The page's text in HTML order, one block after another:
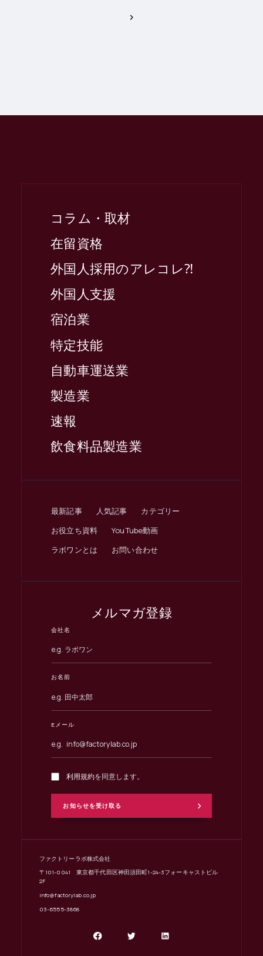
コラム・取材
在留資格
外国人採用のアレコレ⁈
外国人支援
宿泊業
特定技能
自動車運送業
製造業
速報
飲食料品製造業
最新記事 人気記事
カテゴリー
お役立ち資料
YouTube動画
ラボワンとは
お問い合わせ
メルマガ登録
会社名
お名前
Eメール
利用規約を同意します。
ファクトリーラボ株式会社
〒101-0041 東京都千代田区神田須田町1-24-3フォーキャストビル
2F
info@factorylab.co.jp
03-6555-3868